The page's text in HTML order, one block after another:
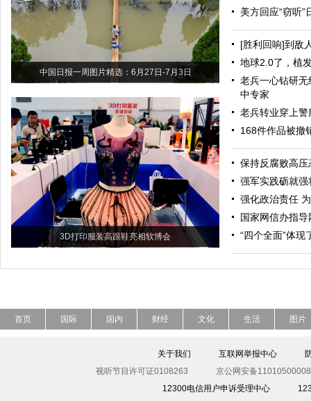
中国日报一周图片精选：6月27日-7月3日
3D打印服装高跟鞋亮相软博会
美方回应“窃听
[胜利回响]到敌
地球2.0了，植
老兵一心钻研
中专家
老兵转业穿上
168件作品被撤
保持反腐败高压
强军实践砺就强
强化政治责任
国家网信办指
“四个全面”体现
首页 国际 国内 财经 文化 生活 图片
关于我们 互联网举报中心
视听节目许可证0108263
京公网安备
12300电信用户申诉受理中心